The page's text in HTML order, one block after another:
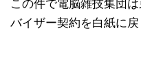
この件で電脳雑技集団
バイザー契約を白紙に戻